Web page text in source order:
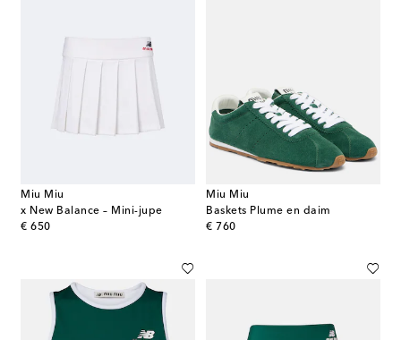
Miu Miu
x New Balance – Mini-jupe
€ 650
original price
Miu Miu
Baskets Plume en daim
€ 760
original price